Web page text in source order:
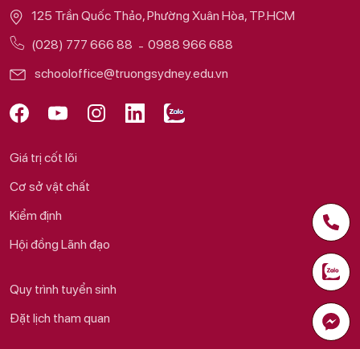
125 Trần Quốc Thảo, Phường Xuân Hòa, TP.HCM
(028) 777 666 88
0988 966 688
schooloffice@truongsydney.edu.vn
Giá trị cốt lõi
Cơ sở vật chất
Kiểm định
Hội đồng Lãnh đạo
Quy trình tuyển sinh
Đặt lịch tham quan